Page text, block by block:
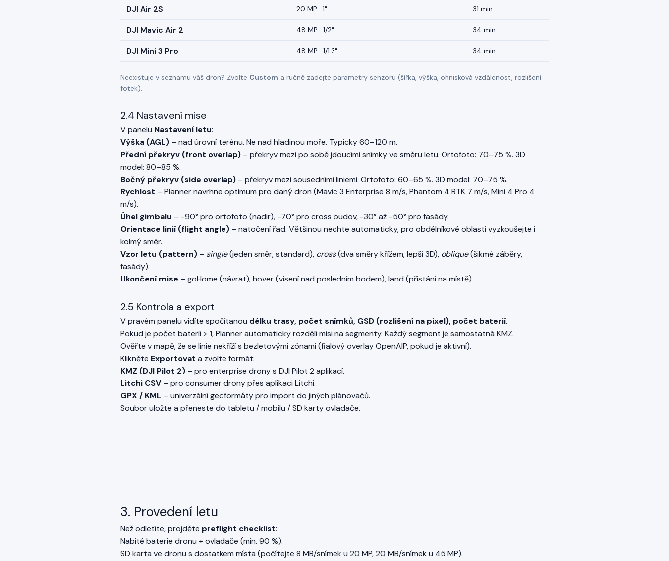
DJI Air 2S 20 MP · 1" 31 min
DJI Mavic Air 2 48 MP · 1/2" 34 min
DJI Mini 3 Pro 48 MP · 1/1.3" 34 min
Neexistuje v seznamu váš dron? Zvolte Custom a ručně zadejte parametry senzoru (šířka, výška, ohnisková vzdálenost, rozlišení
fotek).
2.4 Nastavení mise
V panelu Nastavení letu:
Výška (AGL) – nad úrovní terénu. Ne nad hladinou moře. Typicky 60–120 m.
Přední překryv (front overlap) – překryv mezi po sobě jdoucími snímky ve směru letu. Ortofoto: 70–75 %. 3D
model: 80–85 %.
Bočný překryv (side overlap) – překryv mezi sousedními liniemi. Ortofoto: 60–65 %. 3D model: 70–75 %.
Rychlost – Planner navrhne optimum pro daný dron (Mavic 3 Enterprise 8 m/s, Phantom 4 RTK 7 m/s, Mini 4 Pro 4
m/s).
Úhel gimbalu – -90° pro ortofoto (nadir), -70° pro cross budov, -30° až -50° pro fasády.
Orientace linií (flight angle) – natočení řad. Většinou nechte automaticky, pro obdélníkové oblasti vyzkoušejte i
kolmý směr.
Vzor letu (pattern) – single(jeden směr, standard), cross(dva směry křížem, lepší 3D), oblique(šikmé záběry,
fasády).
Ukončení mise – goHome (návrat), hover (visení nad posledním bodem), land (přistání na místě).
2.5 Kontrola a export
V pravém panelu vidíte spočítanou délku trasy, počet snímků, GSD (rozlišení na pixel), počet baterií.
Pokud je počet baterií > 1, Planner automaticky rozdělí misi na segmenty. Každý segment je samostatná KMZ.
Ověřte v mapě, že se linie nekříží s bezletovými zónami (fialový overlay OpenAIP, pokud je aktivní).
Klikněte Exportovat a zvolte formát:
KMZ (DJI Pilot 2) – pro enterprise drony s DJI Pilot 2 aplikací.
Litchi CSV – pro consumer drony přes aplikaci Litchi.
GPX / KML – univerzální geoformáty pro import do jiných plánovačů.
Soubor uložte a přeneste do tabletu / mobilu / SD karty ovladače.
3. Provedení letu
Než odletíte, projděte preflight checklist:
Nabité baterie dronu + ovladače (min. 90 %).
SD karta ve dronu s dostatkem místa (počítejte 8 MB/snímek u 20 MP, 20 MB/snímek u 45 MP).